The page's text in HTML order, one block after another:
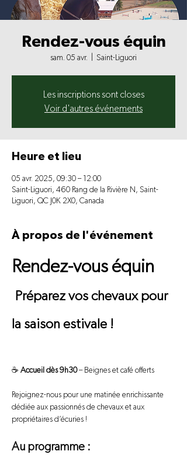
Rendez-vous équin
sam. 05 avr. Saint-Liguori
Les inscriptions sont closes
Voir d'autres événements
Heure et lieu
05 avr. 2025, 09:30 – 12:00
Saint-Liguori, 460 Rang de la Rivière N, Saint-
Liguori, QC J0K 2X0, Canada
À propos de l'événement
Rendez-vous équin
Préparez vos chevaux pour
la saison estivale !
☕ Accueil dès 9h30 – Beignes et café offerts
Rejoignez-nous pour une matinée enrichissante
dédiée aux passionnés de chevaux et aux
propriétaires d’écuries !
Au programme :